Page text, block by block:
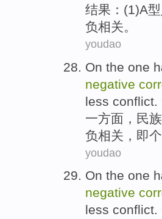
结果 ：(1)A型
负相关。
youdao
On the one
negative
less conflict
一方面 ， 民族
负相关 ， 即
youdao
On the one
negative
less conflict.